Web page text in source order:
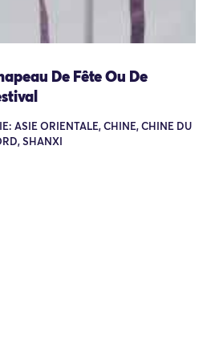
De Fête Ou De
ASIE ORIENTALE, CHINE, CHINE DU
SHANXI